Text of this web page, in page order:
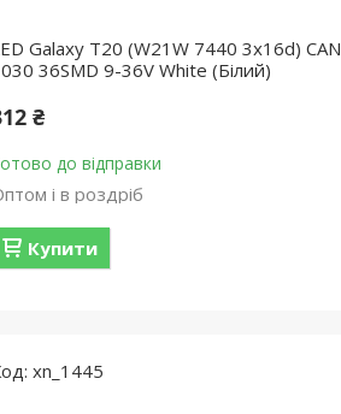
Galaxy T20 (W21W 7440 3x16d) CAN
36SMD 9-36V White (Білий)
₴
до відправки
і в роздріб
Купити
xn_1445